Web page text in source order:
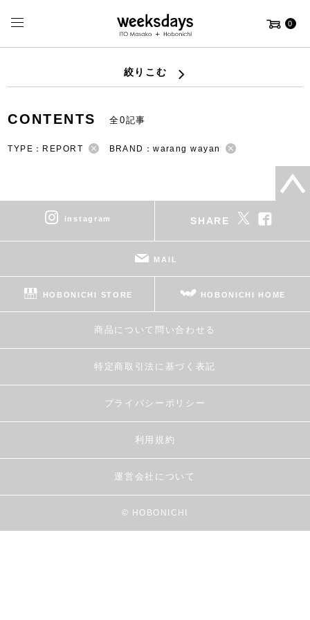
0
絞りこむ
CONTENTS 全0記事
TYPE：REPORT BRAND：warang wayan
instagram SHARE
MAIL
HOBONICHI STORE HOBONICHI HOME
商品について問い合わせる
特定商取引法に基づく表記
プライバシーポリシー
利用規約
運営会社について
© HOBONICHI